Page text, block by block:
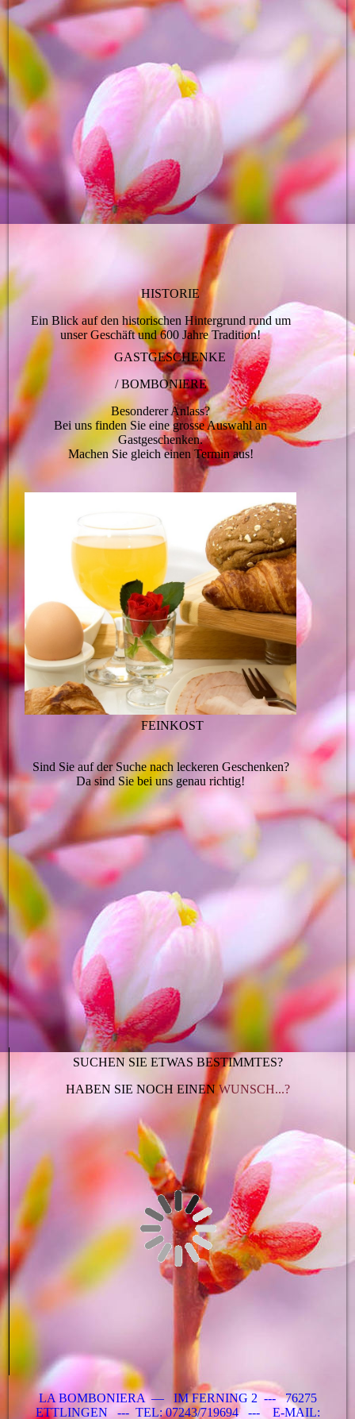
HISTORIE
Ein Blick auf den historischen Hintergrund rund um
unser Geschäft und 600 Jahre Tradition!
GASTGESCHENKE
/ BOMBONIERE
Besonderer Anlass?
Bei uns finden Sie eine grosse Auswahl an
Gastgeschenken.
Machen Sie gleich einen Termin aus!
FEINKOST
Sind Sie auf der Suche nach leckeren Geschenken?
Da sind Sie bei uns genau richtig!
SUCHEN SIE ETWAS BESTIMMTES?
HABEN SIE NOCH EINEN WUNSCH...?
LA BOMBONIERA — IM FERNING 2 --- 76275
ETTLINGEN --- TEL: 07243/719694 --- E-MAIL: